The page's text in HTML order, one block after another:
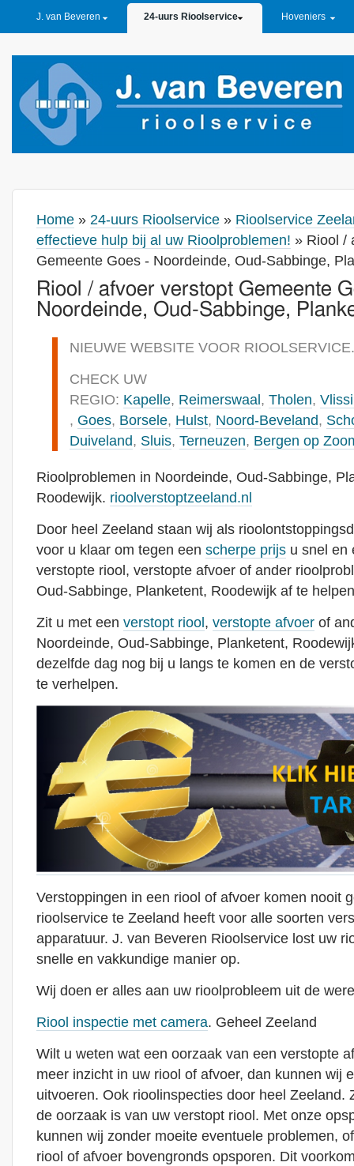
J. van Beveren 24-uurs Rioolservice Hoveniers
Home » 24-uurs Rioolservice » Rioolservice
effectieve hulp bij al uw Rioolproblemen! » Riool /
Gemeente Goes - Noordeinde, Oud-Sabbinge,
Riool / afvoer verstopt Gemeente
Noordeinde, Oud-Sabbinge,
NIEUWE WEBSITE VOOR
CHECK UW
REGIO: Kapelle, Reimerswaal , Tholen,
, Goes, Borsele, Hulst, Noord-Beveland,
Duiveland, Sluis, Terneuzen, Bergen op
Rioolproblemen in Noordeinde, Oud-Sabbinge,
Roodewijk. rioolverstoptzeeland.nl
Door heel Zeeland staan wij als
voor u klaar om tegen een scherpe prijs u snel en
verstopte riool, verstopte afvoer of ander
Oud-Sabbinge, Planketent, Roodewijk af te
Zit u met een verstopt riool , verstopte afvoer of
Noordeinde, Oud-Sabbinge, Planketent,
dezelfde dag nog bij u langs te komen en de
te verhelpen.
Verstoppingen in een riool of afvoer komen nooit
rioolservice te Zeeland heeft voor alle soorten
apparatuur. J. van Beveren Rioolservice lost uw
snelle en vakkundige manier op.
Wij doen er alles aan uw rioolprobleem uit de
Riool inspectie met camera. Geheel Zeeland
Wilt u weten wat een oorzaak van een verstopte
meer inzicht in uw riool of afvoer, dan kunnen wij
uitvoeren. Ook rioolinspecties door heel Zeeland.
de oorzaak is van uw verstopt riool. Met onze
kunnen wij zonder moeite eventuele problemen,
riool of afvoer bovengronds opsporen. Dit